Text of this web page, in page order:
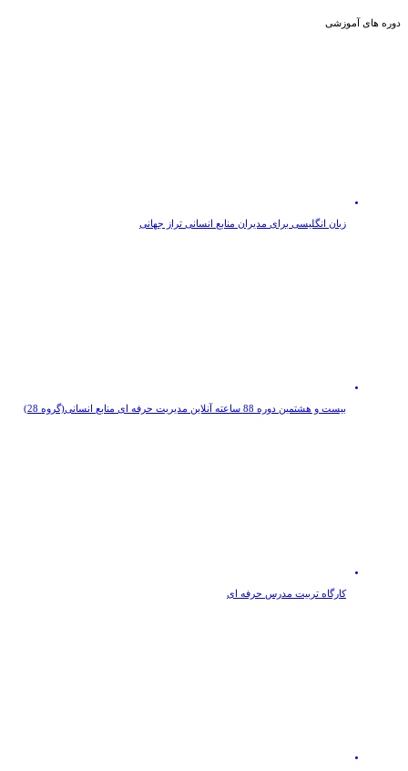
دوره های آموزشی
زبان انگلیسی برای مدیران منابع انسانی تراز جهانی
بیست و هشتمین دوره 88 ساعته آنلاین مديريت حرفه ای منابع انسانی(گروه 28)
کارگاه تربیت مدرس حرفه ای